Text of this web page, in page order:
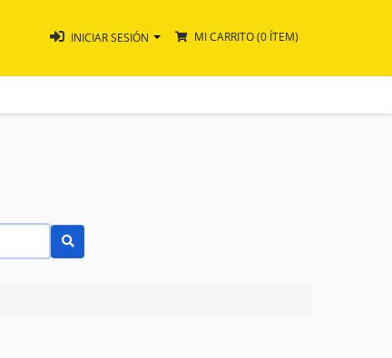
INICIAR SESIÓN MI CARRITO(0 ÍTEM)